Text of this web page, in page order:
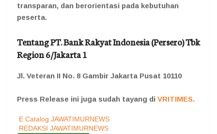
transparan, dan berorientasi pada kebutuhan
peserta.
Tentang PT. Bank Rakyat Indonesia (Persero) Tbk
Region 6/Jakarta 1
Jl. Veteran II No. 8 Gambir Jakarta Pusat 10110
Press Release ini juga sudah tayang di VRITIMES.
E Catalog JAWATIMURNEWS
REDAKSI JAWATIMURNEWS